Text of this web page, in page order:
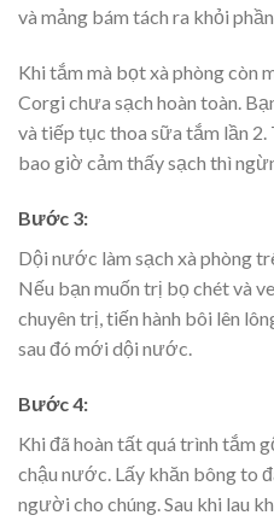
và mảng bám tách ra khỏi
Khi tắm mà bọt xà phòng còn
Corgi chưa sạch hoàn toàn.
và tiếp tục thoa sữa tắm lần 2.
bao giờ cảm thấy sạch thì
Bước 3:
Dội nước làm sạch xà phòng
Nếu bạn muốn trị bọ chét và
chuyên trị, tiến hành bôi lên
sau đó mới dội nước.
Bước 4:
Khi đã hoàn tất quá trình tắm
chậu nước. Lấy khăn bông to
người cho chúng. Sau khi lau